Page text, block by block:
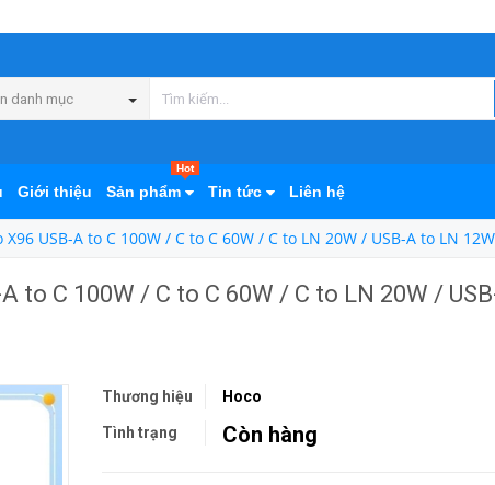
danh mục
Giới thiệu Sản phẩm
Hot
Tin tức Liên hệ
USB-A to C 100W / C to C 60W / C to LN 20W / USB-A to LN
to C 100W / C to C 60W / C to LN 20W /
Thương hiệu Hoco
Tình trạng Còn hàng